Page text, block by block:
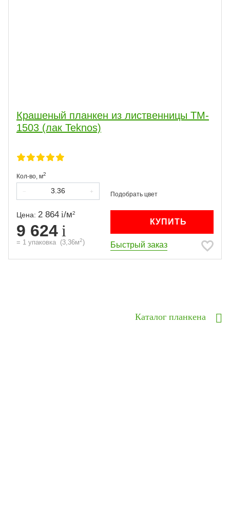
Крашеный планкен из лиственницы TM-
1503 (лак Teknos)
Кол-во, м2
Цена: 2 864 /м2
9 624
= 1 упаковка (3,36м2)
КУПИТЬ
Быстрый заказ
Каталог планкена